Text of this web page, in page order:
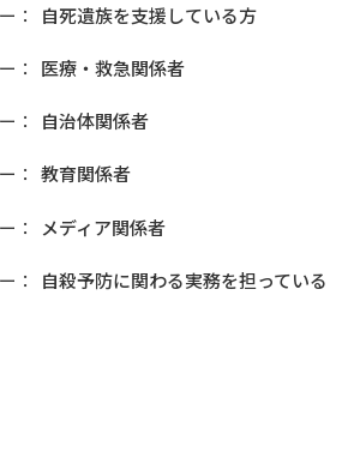
： 自死遺族を支援している方
： 医療・救急関係者
： 自治体関係者
： 教育関係者
： メディア関係者
：
自殺予防に関わる実務を担っている